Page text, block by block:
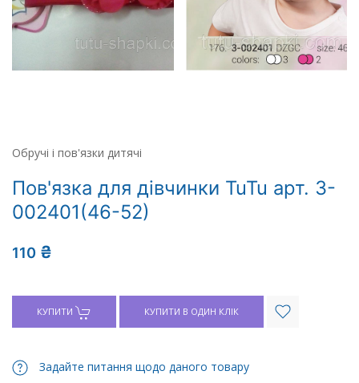
Обручі і пов'язки дитячі
Пов'язка для дівчинки TuTu арт. 3-
002401(46-52)
110 ₴
КУПИТИ КУПИТИ В ОДИН КЛІК
Задайте питання щодо даного товару